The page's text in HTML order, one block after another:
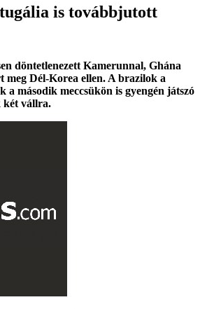
is továbbjutott
döntetlenezett Kamerunnal, Ghána
meg Dél-Korea ellen. A brazilok a
a második meccsükön is gyengén játszó
két vállra.